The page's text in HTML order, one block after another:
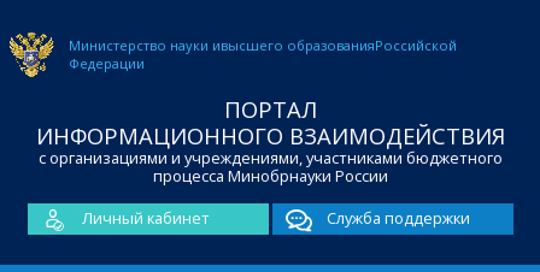
Министерство науки ивысшего образованияРоссийской
Федерации
ПОРТАЛ
ИНФОРМАЦИОННОГО ВЗАИМОДЕЙСТВИЯ
с организациями и учреждениями, участниками бюджетного
процесса Минобрнауки России
Личный кабинет
Служба поддержки